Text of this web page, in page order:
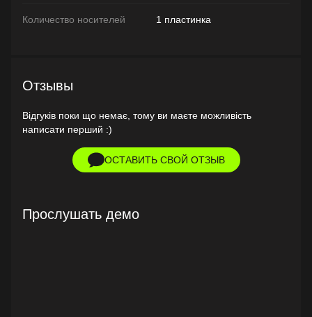
Количество носителей 1 пластинка
Отзывы
Відгуків поки що немає, тому ви маєте можливість
написати перший :)
ОСТАВИТЬ СВОЙ ОТЗЫВ
Прослушать демо